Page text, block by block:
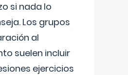
si nada lo
Los grupos
al
suelen incluir
ejercicios